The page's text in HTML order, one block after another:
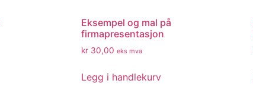
Eksempel og mal på
firmapresentasjon
kr 30,00 eks mva
Legg i handlekurv